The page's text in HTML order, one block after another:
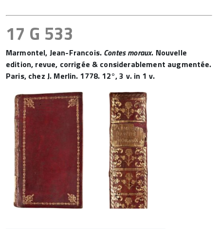
17 G 533
Marmontel, Jean-Francois. Contes moraux. Nouvelle
edition, revue, corrigée & considerablement augmentée.
Paris, chez J. Merlin. 1778. 12°, 3 v. in 1 v.